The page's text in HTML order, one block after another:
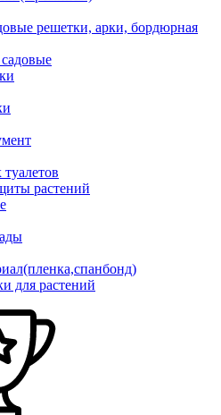
решетки, арки, бордюрная
растений
для растений